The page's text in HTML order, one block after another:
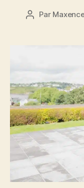
Auteur
Par